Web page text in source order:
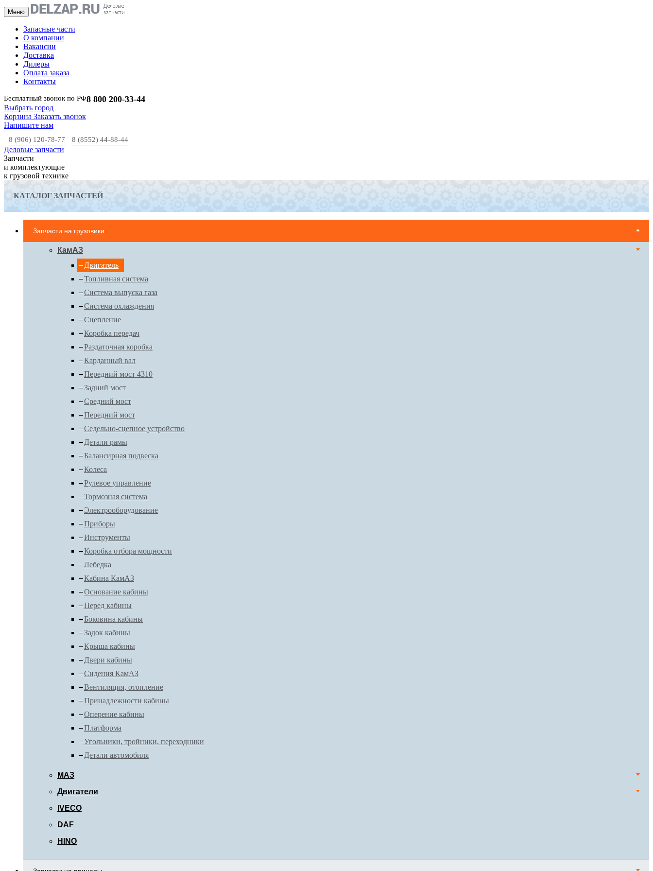
Меню
Запасные части
О компании
Вакансии
Доставка
Дилеры
Оплата заказа
Контакты
Бесплатный звонок по РФ8 800 200-33-44
Выбрать город
Корзина Заказать звонок
Напишите нам
8 (906) 120-78-77 8 (8552) 44-88-44
Деловые запчасти
Запчасти
и комплектующие
к грузовой технике
КАТАЛОГ ЗАПЧАСТЕЙ
Запчасти на грузовики
КамАЗ
Двигатель
Топливная система
Система выпуска газа
Система охлаждения
Сцепление
Коробка передач
Раздаточная коробка
Карданный вал
Передний мост 4310
Задний мост
Средний мост
Передний мост
Седельно-сцепное устройство
Детали рамы
Балансирная подвеска
Колеса
Рулевое управление
Тормозная система
Электрооборудование
Приборы
Инструменты
Коробка отбора мощности
Лебедка
Кабина КамАЗ
Основание кабины
Перед кабины
Боковина кабины
Задок кабины
Крыша кабины
Двери кабины
Сидения КамАЗ
Вентиляция, отопление
Принадлежности кабины
Оперение кабины
Платформа
Угольники, тройники, переходники
Детали автомобиля
МАЗ
Двигатели
IVECO
DAF
HINO